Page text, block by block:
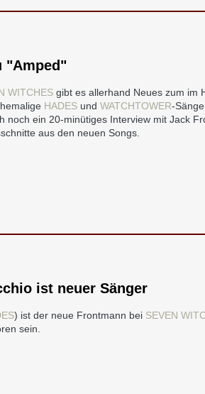
"Amped"
WITCHES gibt es allerhand Neues zum im
HADES und WATCHTOWER-
noch ein 20-minütiges Interview mit Jack
aus den neuen Songs.
ist neuer Sänger
) ist der neue Frontmann bei SEVEN
sein.